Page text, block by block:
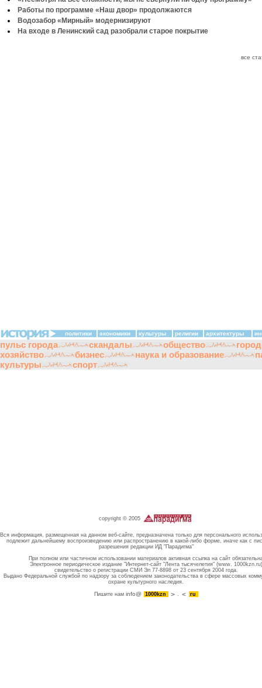
Работы по программе «Наш двор» продолжаются
Водозабор «Мирный» модернизируют
На входе в Ленинский сад разобрали старое покрытие
все
политики экономики культуры религии архитектуры
пульс города скандалы общество
хозяйство
бизнес наука и образование
культуры
спорт
copyright © 2005
Вся информация, размещенная на данном веб-сайте, предназначена только для персонального
подлежит дальнейшему воспроизведению или распространению в какой-либо форме, иначе как с
разрешения редакции ИД "Парадигма"
При полном или частичном использовании материалов активная ссылка на сайт
Электронное периодическое издание "Интернет-сайт "Лента тысячелетия" (www. 1000kzn.ru)
свидетельство о регистрации СМИ Эл 77-8898 от 23 сентября 2004 года.
Выдано Федеральной службой по надзору за соблюдением законодательства в сфере массовых
охране культурного наследия.
Пишите намinfo@ 1000kzn . ru